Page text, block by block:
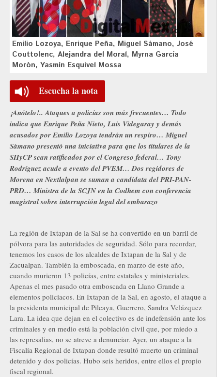
Emilio Lozoya, Enrique Peña, Miguel Sámano, José
Couttolenc, Alejandra del Moral, Myrna García
Morón, Yasmín Esquivel Mossa
Escucha la nota
¡Anótelo!.. Ataques a policías son más frecuentes… Todo
indica que Enrique Peña Nieto, Luis Videgaray y demás
acusados por Emilio Lozoya tendrán un respiro… Miguel
Sámano presentó una iniciativa para que los titulares de la
SHyCP sean ratificados por el Congreso federal… Tony
Rodríguez acude a evento del PVEM… Dos regidores de
Morena en Nextlalpan se suman a candidata del PRI-PAN-
PRD… Ministra de la SCJN en la Codhem con conferencia
magistral sobre interrupción legal del embarazo
La región de Ixtapan de la Sal se ha convertido en un barril de
pólvora para las autoridades de seguridad. Sólo para recordar,
tenemos los casos de los alcaldes de Ixtapan de la Sal y de
Zacualpan. También la emboscada, en marzo de este año,
cuando murieron 13 policías, entre estatales y ministeriales.
Apenas el mes pasado otra emboscada en Llano Grande a
elementos policiacos. En Ixtapan de la Sal, en agosto, el ataque a
la presidenta municipal de Pilcaya, Guerrero, Sandra Velázquez
Lara. La idea que dejan en el colectivo es de indefensión ante los
criminales y en medio está la población civil que, por miedo a
las represalias, no se atreve a denunciar. Ayer, un ataque a la
Fiscalía Regional de Ixtapan donde resultó muerto un criminal
detenido y dos policías. Hubo seis heridos, entre ellos el propio
fiscal regional.